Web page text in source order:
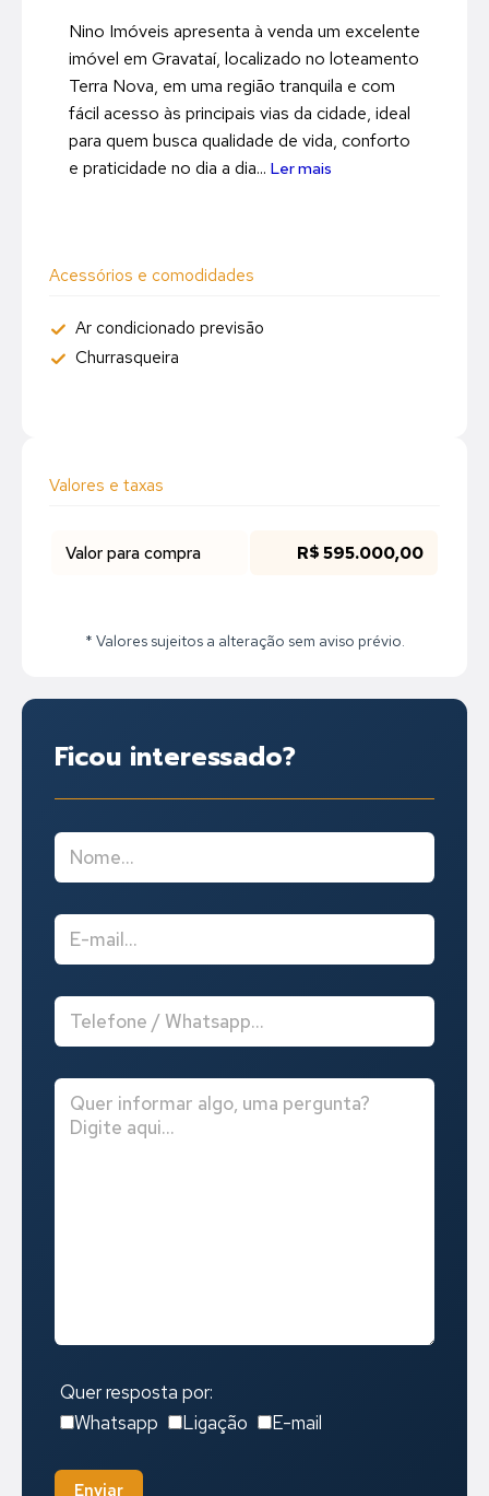
Nino Imóveis apresenta à venda um excelente
imóvel em Gravataí, localizado no loteamento
Terra Nova, em uma região tranquila e com
fácil acesso às principais vias da cidade, ideal
para quem busca qualidade de vida, conforto
e praticidade no dia a dia... Ler mais
Acessórios e comodidades
Ar condicionado previsão
Churrasqueira
Valores e taxas
Valor para compra R$ 595.000,00
* Valores sujeitos a alteração sem aviso prévio.
Ficou interessado?
Quer resposta por:
Whatsapp
Ligação E-mail
Enviar